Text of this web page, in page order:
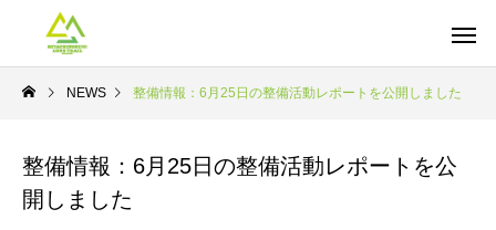
NEWS 整備情報：6月25日の整備活動レポートを公開しました
整備情報：6月25日の整備活動レポートを公
開しました